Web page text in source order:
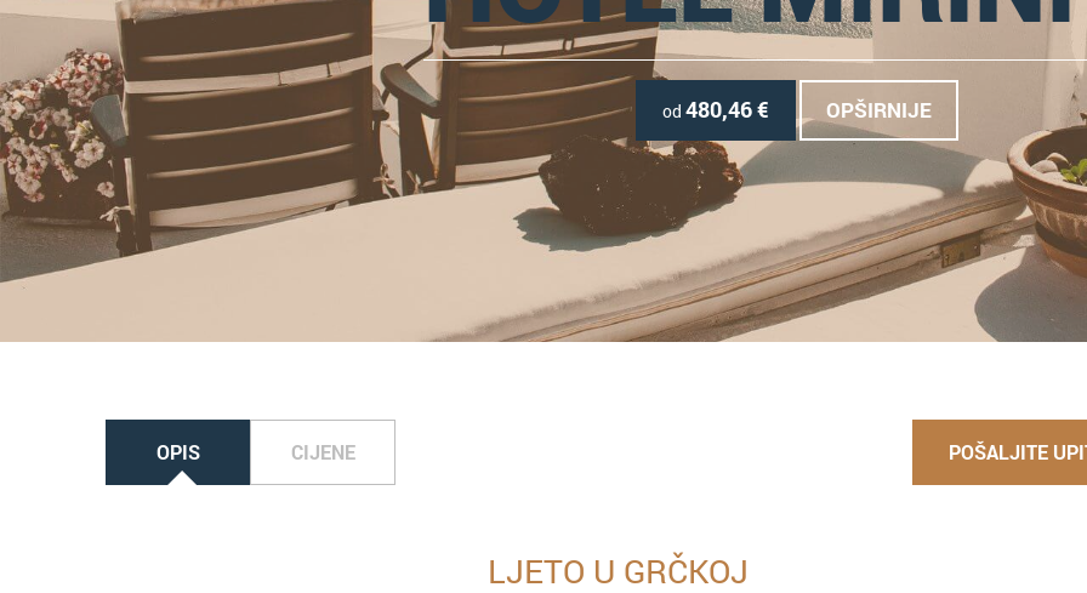
od 480,46€ OPŠIRNIJE
OPIS CIJENE POŠALJITE
LJETO U GRČKOJ